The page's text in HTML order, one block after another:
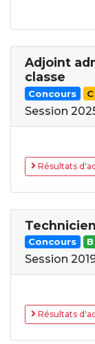
Adjoint
classe
Concours C
Session
Résultats
Concours B
Session
Résultats